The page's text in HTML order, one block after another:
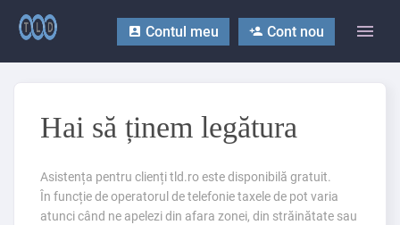
Contul meu Cont nou
Hai să ținem legătura
Asistența pentru clienți tld.ro este disponibilă gratuit.
În funcție de operatorul de telefonie taxele de pot varia
atunci când ne apelezi din afara zonei, din străinătate sau